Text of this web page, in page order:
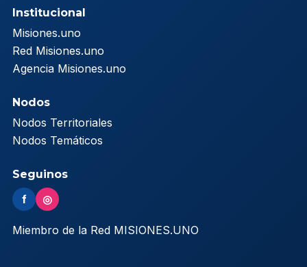
Institucional
Misiones.uno
Red Misiones.uno
Agencia Misiones.uno
Nodos
Nodos Territoriales
Nodos Temáticos
Seguinos
f ◎
Miembro de la Red MISIONES.UNO